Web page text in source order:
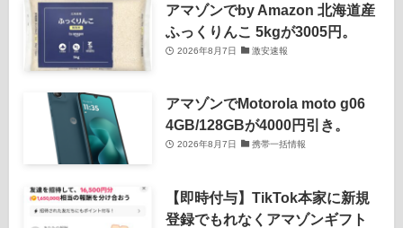
アマゾンでby Amazon 北海道産
ふっくりんこ 5kgが3005円。
2026年8月7日 激安速報
アマゾンでMotorola moto g06
4GB/128GBが4000円引き。
2026年8月7日 携帯一括情報
【即時付与】TikTok本家に新規
登録でもれなくアマゾンギフト